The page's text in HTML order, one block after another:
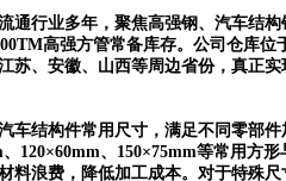
通行业多年，聚焦高强钢、汽车结
高强方管常备库存。公司仓库
苏、安徽、山西等周边省份，真正
车结构件常用尺寸，满足不同零部件
120×60mm、150×75mm等常用方
料浪费，降低加工成本。对于特殊